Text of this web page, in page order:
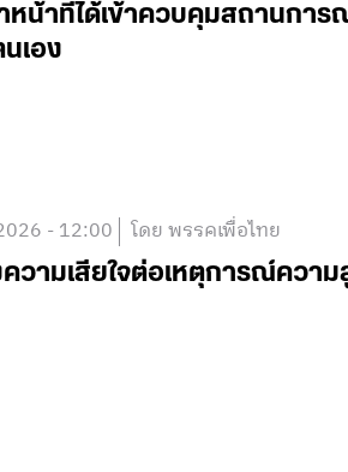
หน้าที่ได้เข้าควบคุมสถานกา
เอง
- 12:00 โดย พรรคเพื่อไทย
วามเสียใจต่อเหตุการณ์ควา